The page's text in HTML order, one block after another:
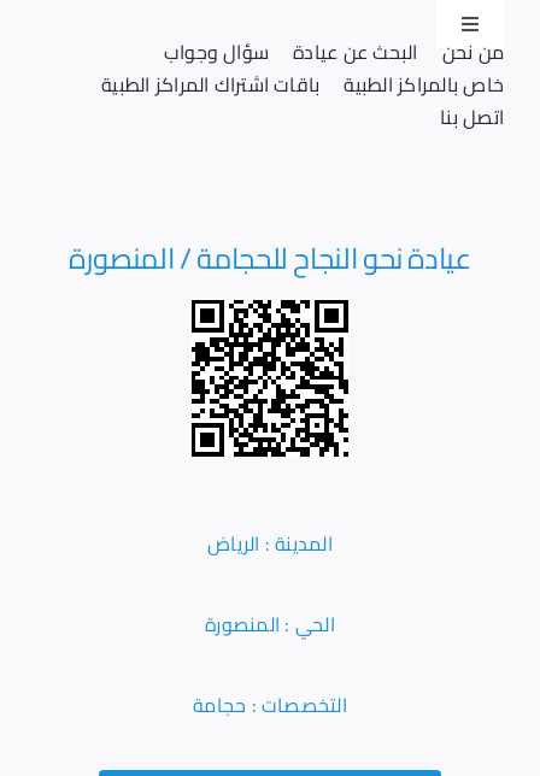
content
Toggle
Navigation
تسجيل دخول
من نحن البحث عن عيادة
سؤال وجواب
خاص بالمراكز الطبية
باقات اشتراك المراكز الطبية
اتصل بنا
عيادة نحو النجاح للحجامة / المنصورة
المدينة : الرياض
الحي : المنصورة
التخصصات : حجامة